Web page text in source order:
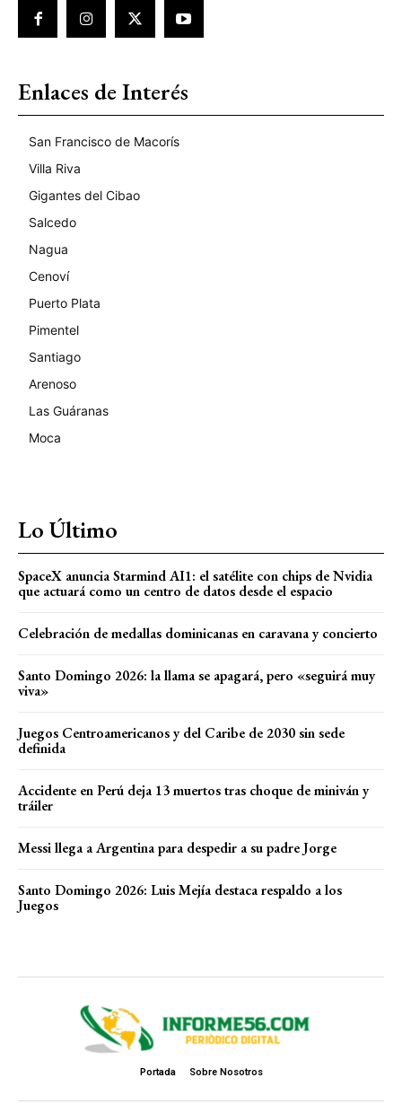
Enlaces de Interés
San Francisco de Macorís
Villa Riva
Gigantes del Cibao
Salcedo
Nagua
Cenoví
Puerto Plata
Pimentel
Santiago
Arenoso
Las Guáranas
Moca
Lo Último
SpaceX anuncia Starmind AI1: el satélite con chips de Nvidia
que actuará como un centro de datos desde el espacio
Celebración de medallas dominicanas en caravana y concierto
Santo Domingo 2026: la llama se apagará, pero «seguirá muy
viva»
Juegos Centroamericanos y del Caribe de 2030 sin sede
definida
Accidente en Perú deja 13 muertos tras choque de miniván y
tráiler
Messi llega a Argentina para despedir a su padre Jorge
Santo Domingo 2026: Luis Mejía destaca respaldo a los
Juegos
Portada Sobre Nosotros